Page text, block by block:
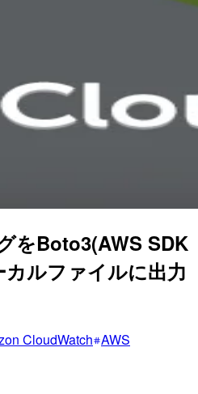
をBoto3(AWS SDK
ルファイルに出力
CloudWatch AWS